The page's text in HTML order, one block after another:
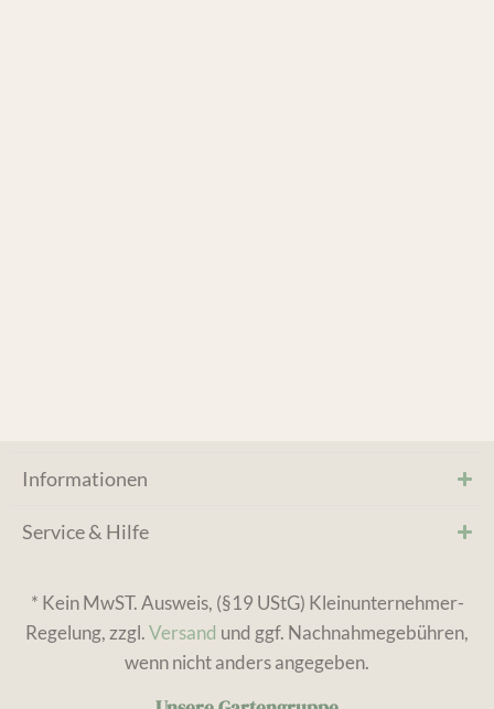
Informationen
Service & Hilfe
* Kein MwST. Ausweis, (§19 UStG) Kleinunternehmer-
Regelung, zzgl.Versand und ggf. Nachnahmegebühren,
wenn nicht anders angegeben.